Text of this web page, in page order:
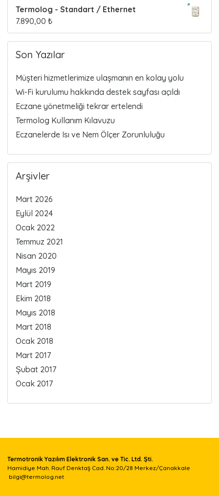
Termolog - Standart / Ethernet
7.890,00 ₺
Son Yazılar
Müşteri hizmetlerimize ulaşmanın en kolay yolu
Wi-Fi kurulumu hakkında destek sayfası açıldı
Eczane yönetmeliği tekrar ertelendi
Termolog Kullanım Kılavuzu
Eczanelerde Isı ve Nem Ölçer Zorunluluğu
Arşivler
Mart 2026
Eylül 2024
Ocak 2022
Temmuz 2021
Nisan 2020
Mayıs 2019
Mart 2019
Ekim 2018
Mayıs 2018
Mart 2018
Ocak 2018
Mart 2017
Şubat 2017
Ocak 2017
Termotronik Yazılım Elektronik San. ve Tic. Ltd. Şti.
Hamidiye Mah. Rauf Denktaş Cad. No:20/28 Merkez/Çanakkale
bilgi@termolog.net